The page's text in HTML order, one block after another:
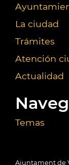
La ciudad
Trámites
Atención
Actualidad
Temas
Ajuntament de